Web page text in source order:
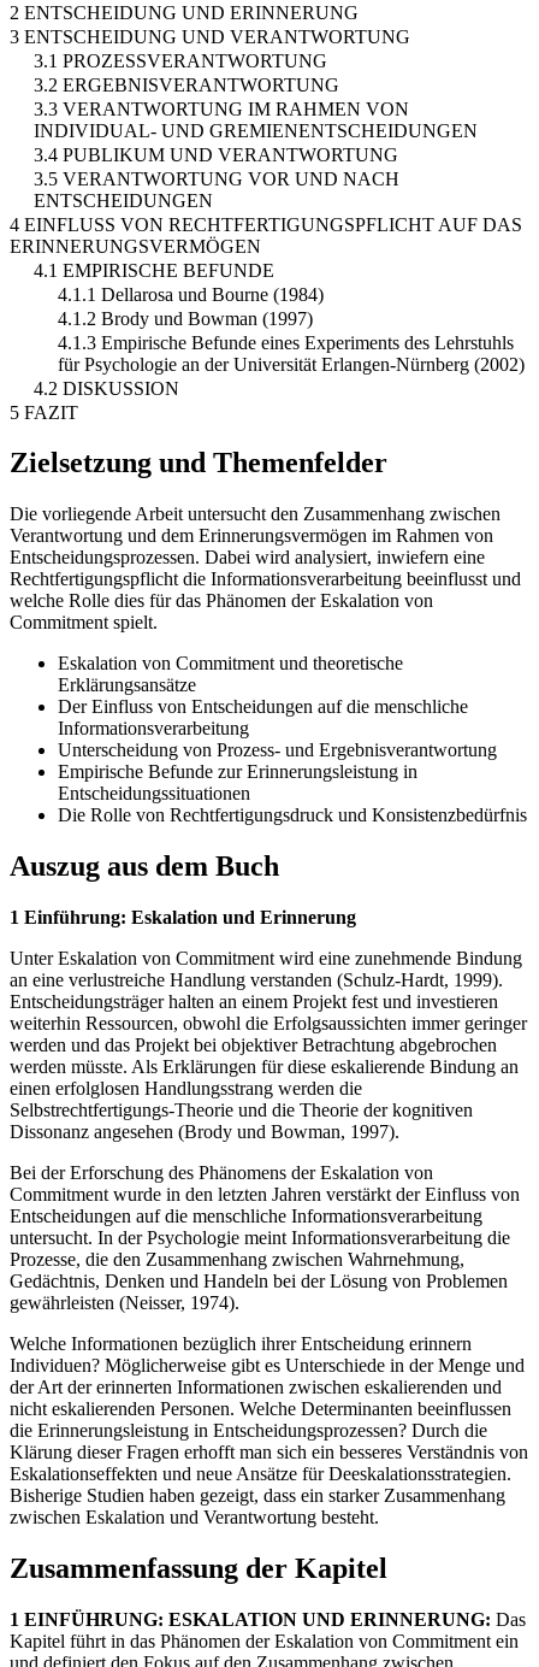
2 ENTSCHEIDUNG UND ERINNERUNG
3 ENTSCHEIDUNG UND VERANTWORTUNG
3.1 PROZESSVERANTWORTUNG
3.2 ERGEBNISVERANTWORTUNG
3.3 VERANTWORTUNG IM RAHMEN VON
INDIVIDUAL- UND GREMIENENTSCHEIDUNGEN
3.4 PUBLIKUM UND VERANTWORTUNG
3.5 VERANTWORTUNG VOR UND NACH
ENTSCHEIDUNGEN
4 EINFLUSS VON RECHTFERTIGUNGSPFLICHT AUF DAS
ERINNERUNGSVERMÖGEN
4.1 EMPIRISCHE BEFUNDE
4.1.1 Dellarosa und Bourne (1984)
4.1.2 Brody und Bowman (1997)
4.1.3 Empirische Befunde eines Experiments des Lehrstuhls
für Psychologie an der Universität Erlangen-Nürnberg (2002)
4.2 DISKUSSION
5 FAZIT
Zielsetzung und Themenfelder
Die vorliegende Arbeit untersucht den Zusammenhang zwischen
Verantwortung und dem Erinnerungsvermögen im Rahmen von
Entscheidungsprozessen. Dabei wird analysiert, inwiefern eine
Rechtfertigungspflicht die Informationsverarbeitung beeinflusst und
welche Rolle dies für das Phänomen der Eskalation von
Commitment spielt.
Eskalation von Commitment und theoretische
Erklärungsansätze
Der Einfluss von Entscheidungen auf die menschliche
Informationsverarbeitung
Unterscheidung von Prozess- und Ergebnisverantwortung
Empirische Befunde zur Erinnerungsleistung in
Entscheidungssituationen
Die Rolle von Rechtfertigungsdruck und Konsistenzbedürfnis
Auszug aus dem Buch
1 Einführung: Eskalation und Erinnerung
Unter Eskalation von Commitment wird eine zunehmende Bindung
an eine verlustreiche Handlung verstanden (Schulz-Hardt, 1999).
Entscheidungsträger halten an einem Projekt fest und investieren
weiterhin Ressourcen, obwohl die Erfolgsaussichten immer geringer
werden und das Projekt bei objektiver Betrachtung abgebrochen
werden müsste. Als Erklärungen für diese eskalierende Bindung an
einen erfolglosen Handlungsstrang werden die
Selbstrechtfertigungs-Theorie und die Theorie der kognitiven
Dissonanz angesehen (Brody und Bowman, 1997).
Bei der Erforschung des Phänomens der Eskalation von
Commitment wurde in den letzten Jahren verstärkt der Einfluss von
Entscheidungen auf die menschliche Informationsverarbeitung
untersucht. In der Psychologie meint Informationsverarbeitung die
Prozesse, die den Zusammenhang zwischen Wahrnehmung,
Gedächtnis, Denken und Handeln bei der Lösung von Problemen
gewährleisten (Neisser, 1974).
Welche Informationen bezüglich ihrer Entscheidung erinnern
Individuen? Möglicherweise gibt es Unterschiede in der Menge und
der Art der erinnerten Informationen zwischen eskalierenden und
nicht eskalierenden Personen. Welche Determinanten beeinflussen
die Erinnerungsleistung in Entscheidungsprozessen? Durch die
Klärung dieser Fragen erhofft man sich ein besseres Verständnis von
Eskalationseffekten und neue Ansätze für Deeskalationsstrategien.
Bisherige Studien haben gezeigt, dass ein starker Zusammenhang
zwischen Eskalation und Verantwortung besteht.
Zusammenfassung der Kapitel
1 EINFÜHRUNG: ESKALATION UND ERINNERUNG: Das
Kapitel führt in das Phänomen der Eskalation von Commitment ein
und definiert den Fokus auf den Zusammenhang zwischen